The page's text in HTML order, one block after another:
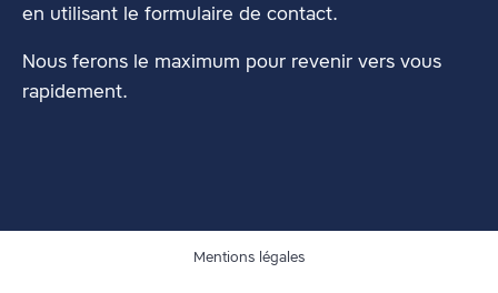
en utilisant le formulaire de contact.
Nous ferons le maximum pour revenir vers vous
rapidement.
Mentions légales